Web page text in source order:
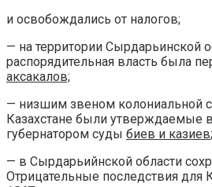
и освобождались от налогов;
— на территории Сырдарьинской
распорядительная власть была
аксакалов;
— низшим звеном колониальной
Казахстане были утверждаемые
губернатором суды биев и казиев;
— в Сырдарьийнской области
Отрицательные последствия для